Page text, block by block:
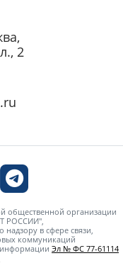
2
общественной организации
РОССИИ",
в сфере связи,
коммуникаций
информации Эл № ФС 77-61114